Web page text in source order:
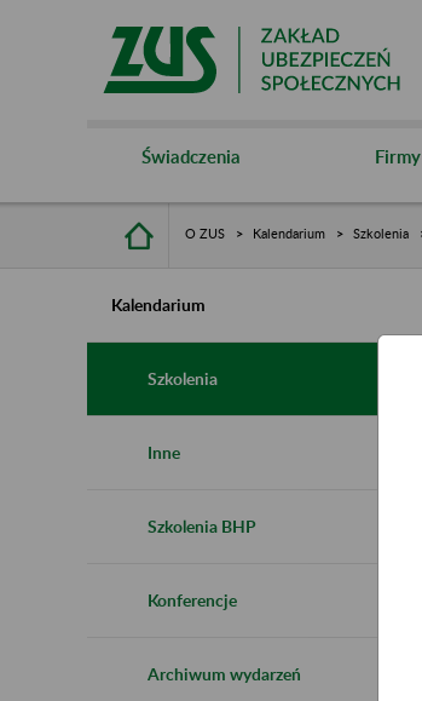
Świadczenia Firmy
O ZUS Kalendarium Szkolenia
Kalendarium
Szkolenia
Inne
Szkolenia BHP
Konferencje
Archiwum wydarzeń